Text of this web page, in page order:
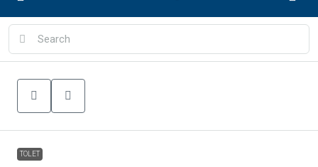
TOLET